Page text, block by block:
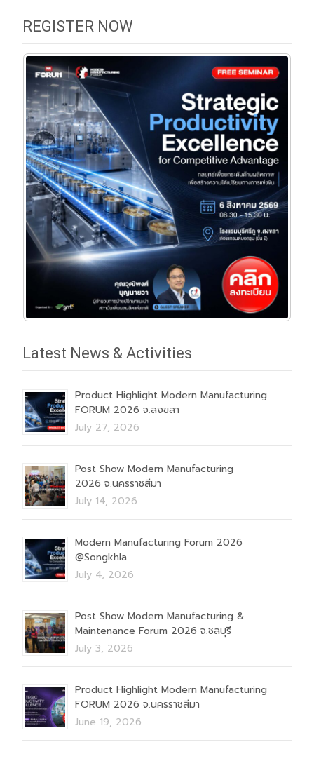
REGISTER NOW
Latest News & Activities
Product Highlight Modern Manufacturing
FORUM 2026 จ.สงขลา
July 27, 2026
Post Show Modern Manufacturing
2026 จ.นครราชสีมา
July 14, 2026
Modern Manufacturing Forum 2026
@Songkhla
July 4, 2026
Post Show Modern Manufacturing &
Maintenance Forum 2026 จ.ชลบุรี
July 3, 2026
Product Highlight Modern Manufacturing
FORUM 2026 จ.นครราชสีมา
June 19, 2026